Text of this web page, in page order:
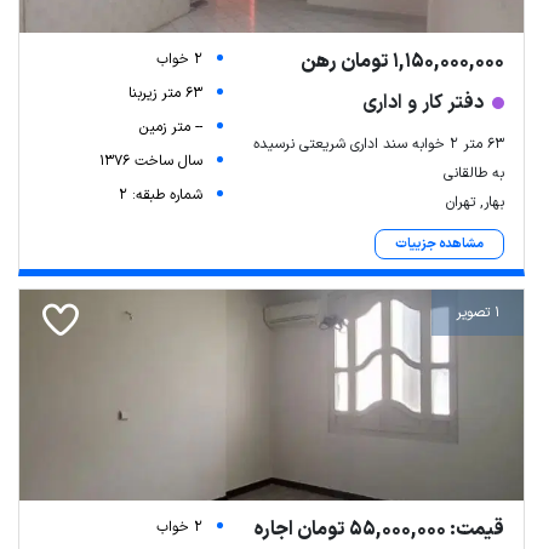
1,150,000,000 تومان رهن
دفتر کار و اداری
۶۳ متر ۲ خوابه سند اداری شریعتی نرسیده
به طالقانی
بهار, تهران
مشاهده جزییات
2 خواب
63 متر زیربنا
-- متر زمین
سال ساخت 1376
شماره طبقه: 2
1 تصویر
قیمت: 55,000,000 تومان اجاره
2 خواب